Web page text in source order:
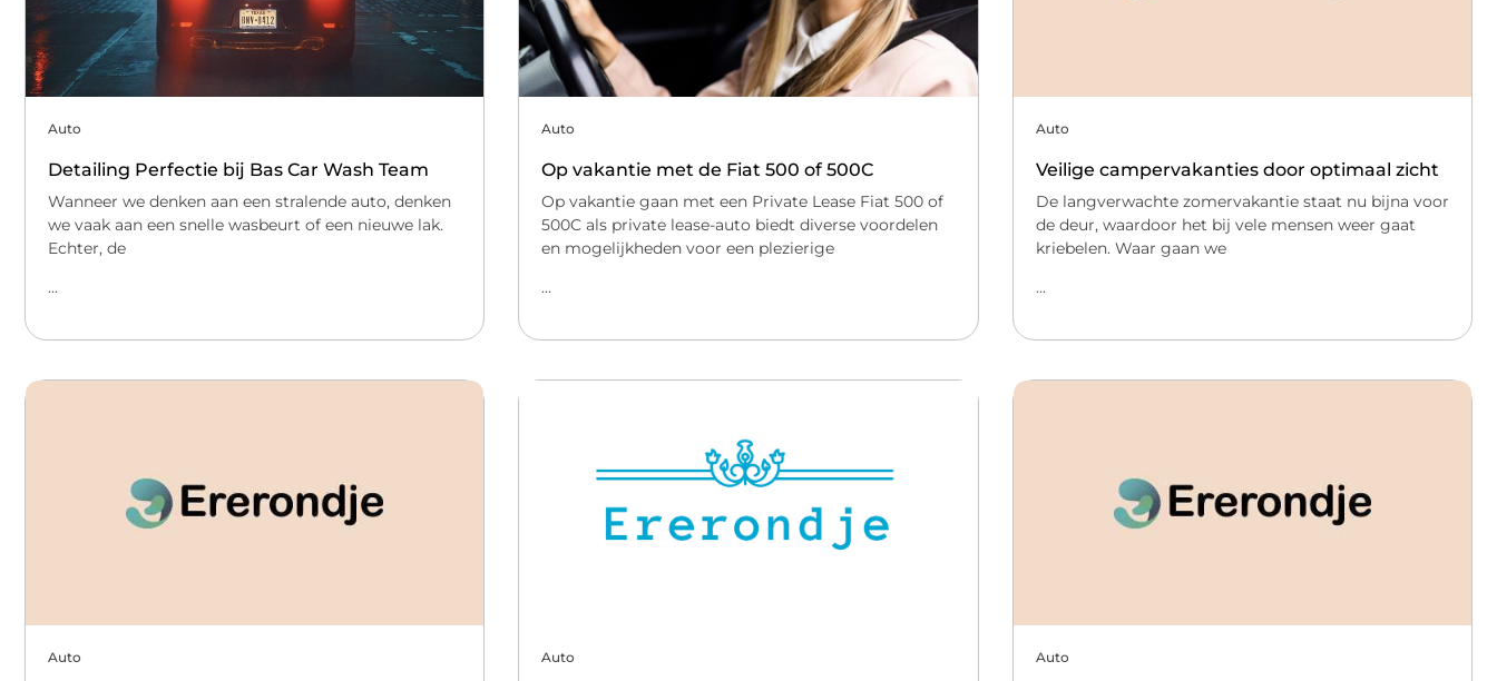
Auto
Detailing Perfectie bij Bas Car Wash Team
Wanneer we denken aan een stralende auto, denken
we vaak aan een snelle wasbeurt of een nieuwe lak.
Echter, de
...
Auto
Op vakantie met de Fiat 500 of 500C
Op vakantie gaan met een Private Lease Fiat 500 of
500C als private lease-auto biedt diverse voordelen
en mogelijkheden voor een plezierige
...
Auto
Veilige campervakanties door optimaal zicht
De langverwachte zomervakantie staat nu bijna voor
de deur, waardoor het bij vele mensen weer gaat
kriebelen. Waar gaan we
...
Auto Auto Auto